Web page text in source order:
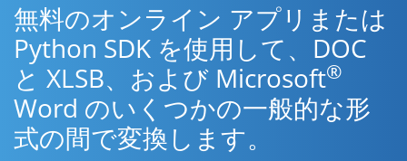
無料のオンライン アプリまたは
Python SDK を使用して、DOC
と XLSB、および Microsoft®
Word のいくつかの一般的な形
式の間で変換します。